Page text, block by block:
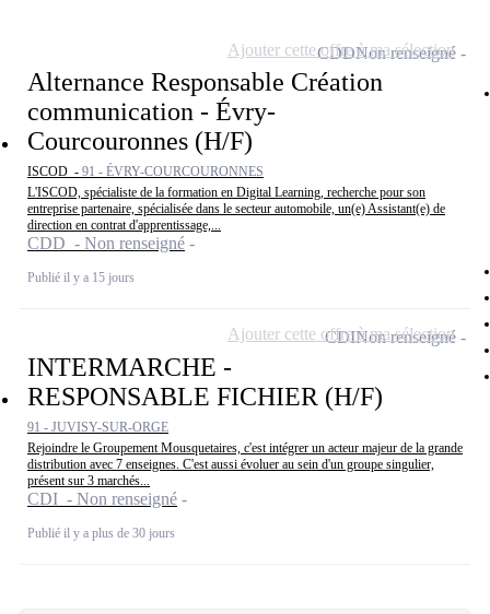
Alternance Responsable Création
communication - Évry-
Courcouronnes (H/F)
ISCOD - 91 - ÉVRY-COURCOURONNES
L'ISCOD, spécialiste de la formation en Digital Learning, recherche pour son
entreprise partenaire, spécialisée dans le secteur automobile, un(e) Assistant(e) de
direction en contrat d'apprentissage,...
CDD - Non renseigné
Publié il y a 15 jours
CDDNon renseigné
Ajouter cette offre à ma sélection
INTERMARCHE -
RESPONSABLE FICHIER (H/F)
91 - JUVISY-SUR-ORGE
Rejoindre le Groupement Mousquetaires, c'est intégrer un acteur majeur de la grande
distribution avec 7 enseignes. C'est aussi évoluer au sein d'un groupe singulier,
présent sur 3 marchés...
CDI - Non renseigné
Publié il y a plus de 30 jours
CDINon renseigné
Ajouter cette offre à ma sélection